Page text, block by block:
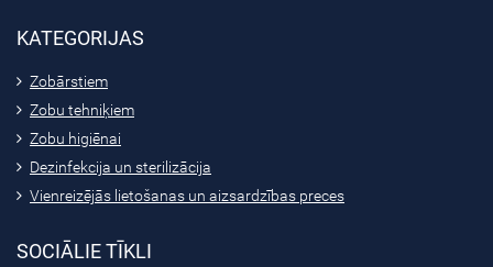
KATEGORIJAS
Zobārstiem
Zobu tehniķiem
Zobu higiēnai
Dezinfekcija un sterilizācija
Vienreizējās lietošanas un aizsardzības preces
SOCIĀLIE TĪKLI